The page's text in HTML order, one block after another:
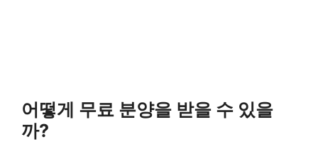
어떻게 무료 분양을 받을 수 있을
까?